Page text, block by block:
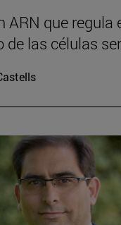
ARN que regula
las células